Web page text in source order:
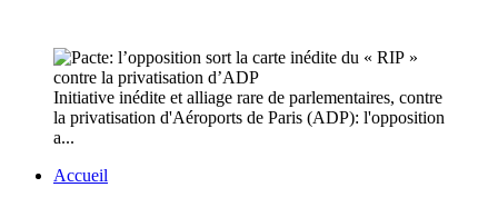
Initiative inédite et alliage rare de parlementaires, contre
la privatisation d'Aéroports de Paris (ADP): l'opposition
a...
Accueil